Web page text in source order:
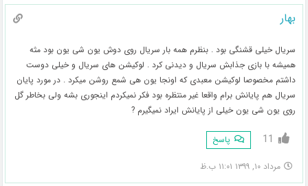
بهار
سریال خیلی قشنگی بود . بنظرم همه بار سریال روی دوش یون شی یون بود مثه
همیشه با بازی جذابش سریال و دیدنی کرد . لوکیشن های سریال و خیلی دوست
داشتم مخصوصا لوکیشن معبدی که اونجا یون هی شمع روشن میکرد . در مورد پایان
سریال هم پایانش برام واقعا غیر منتظره بود فکر نمیکردم اینجوری بشه ولی بخاطر گل
روی یون شی یون خیلی از پایانش ایراد نمیگیرم ?
11 پاسخ
مرداد ۱۰, ۱۳۹۹ ۱۱:۰۱ ب.ظ